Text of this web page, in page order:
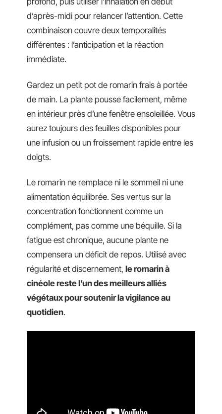
d’après-midi pour relancer l’attention. Cette
combinaison couvre deux temporalités
différentes : l’anticipation et la réaction
immédiate.
Gardez un petit pot de romarin frais à portée
de main. La plante pousse facilement, même
en intérieur près d’une fenêtre ensoleillée. Vous
aurez toujours des feuilles disponibles pour
une infusion ou un froissement rapide entre les
doigts.
Le romarin ne remplace ni le sommeil ni une
alimentation équilibrée. Ses vertus sur la
concentration fonctionnent comme un
complément, pas comme une béquille. Si la
fatigue est chronique, aucune plante ne
compensera un déficit de repos. Utilisé avec
régularité et discernement, le romarin à
cinéole reste l’un des meilleurs alliés
végétaux pour soutenir la vigilance au
quotidien.